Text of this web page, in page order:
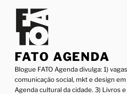
conteúdo
FATO AGENDA
Blogue FATO Agenda divulga: 1)
comunicação social, mkt e design
Agenda cultural da cidade. 3) Livros